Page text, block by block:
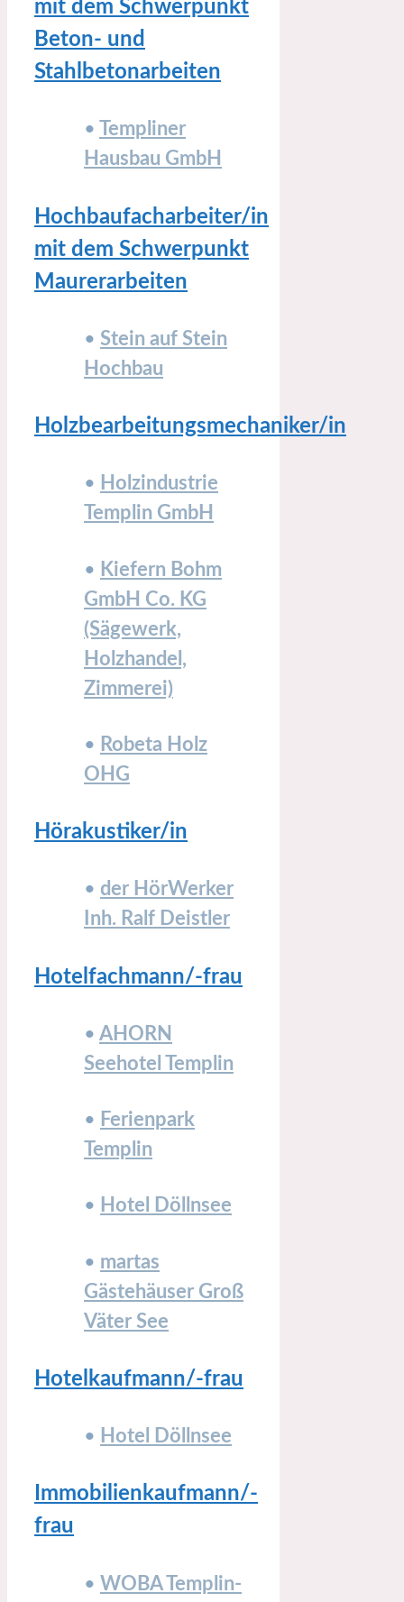
mit dem Schwerpunkt
Beton- und
Stahlbetonarbeiten
•
Templiner
Hausbau GmbH
Hochbaufacharbeiter/in
mit dem Schwerpunkt
Maurerarbeiten
• Stein auf Stein
Hochbau
Holzbearbeitungsmechaniker/in
• Holzindustrie
Templin GmbH
• Kiefern Bohm
GmbH Co. KG
(Sägewerk,
Holzhandel,
Zimmerei)
• Robeta Holz
OHG
Hörakustiker/in
• der HörWerker
Inh. Ralf Deistler
Hotelfachmann/-frau
• AHORN
Seehotel Templin
• Ferienpark
Templin
• Hotel Döllnsee
• martas
Gästehäuser Groß
Väter See
Hotelkaufmann/-frau
• Hotel Döllnsee
Immobilienkaufmann/-
frau
• WOBA Templin-